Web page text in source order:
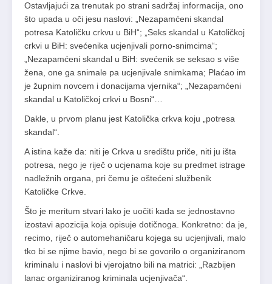
Ostavljajući za trenutak po strani sadržaj informacija, ono
što upada u oči jesu naslovi: „Nezapamćeni skandal
potresa Katoličku crkvu u BiH“; „Seks skandal u Katoličkoj
crkvi u BiH: svećenika ucjenjivali porno-snimcima“;
„Nezapamćeni skandal u BiH: svećenik se seksao s više
žena, one ga snimale pa ucjenjivale snimkama; Plaćao im
je župnim novcem i donacijama vjernika“; „Nezapamćeni
skandal u Katoličkoj crkvi u Bosni“…
Dakle, u prvom planu jest Katolička crkva koju „potresa
skandal“.
A istina kaže da: niti je Crkva u središtu priče, niti ju išta
potresa, nego je riječ o ucjenama koje su predmet istrage
nadležnih organa, pri čemu je oštećeni službenik
Katoličke Crkve.
Što je meritum stvari lako je uočiti kada se jednostavno
izostavi apozicija koja opisuje dotičnoga. Konkretno: da je,
recimo, riječ o automehaničaru kojega su ucjenjivali, malo
tko bi se njime bavio, nego bi se govorilo o organiziranom
kriminalu i naslovi bi vjerojatno bili na matrici: „Razbijen
lanac organiziranog kriminala ucjenjivača“.